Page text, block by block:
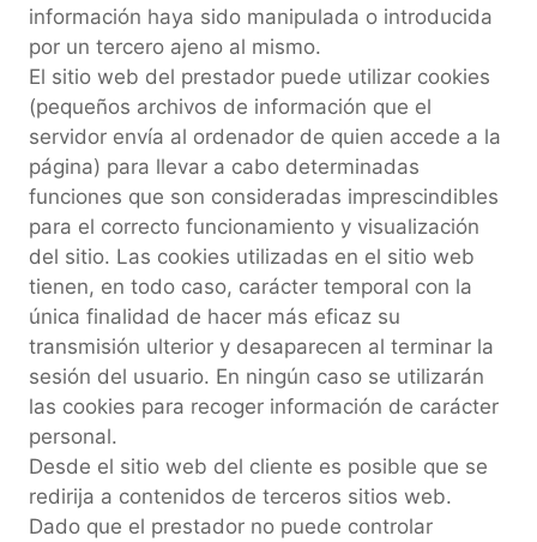
información haya sido manipulada o introducida
por un tercero ajeno al mismo.
El sitio web del prestador puede utilizar cookies
(pequeños archivos de información que el
servidor envía al ordenador de quien accede a la
página) para llevar a cabo determinadas
funciones que son consideradas imprescindibles
para el correcto funcionamiento y visualización
del sitio. Las cookies utilizadas en el sitio web
tienen, en todo caso, carácter temporal con la
única finalidad de hacer más eficaz su
transmisión ulterior y desaparecen al terminar la
sesión del usuario. En ningún caso se utilizarán
las cookies para recoger información de carácter
personal.
Desde el sitio web del cliente es posible que se
redirija a contenidos de terceros sitios web.
Dado que el prestador no puede controlar